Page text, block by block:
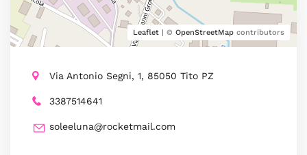
Leaflet | © OpenStreetMap contributors
Via Antonio Segni, 1, 85050 Tito PZ
3387514641
soleeluna@rocketmail.com